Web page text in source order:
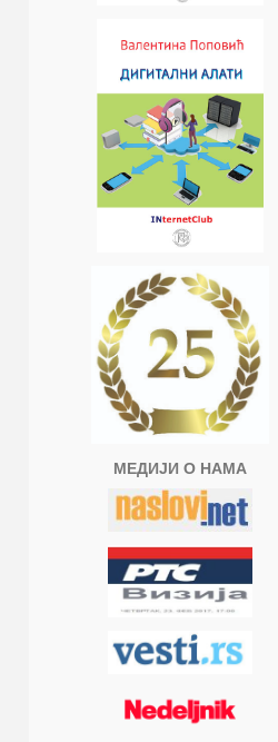
МЕДИЈИ О НАМА